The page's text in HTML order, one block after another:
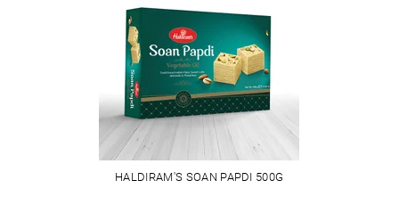
HALDIRAM'S SOAN PAPDI 500G